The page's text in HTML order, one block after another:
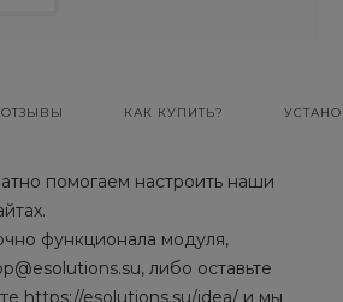
ОТЗЫВЫ КАК КУПИТЬ?
помогаем настроить наши
функционала модуля,
либо оставьте
https://esolutions.su/idea/ и мы